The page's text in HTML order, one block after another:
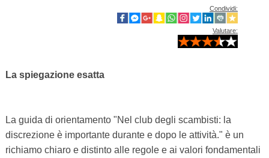
Condividi:
Valutare:
La spiegazione esatta
La guida di orientamento "Nel club degli scambisti: la
discrezione è importante durante e dopo le attività." è un
richiamo chiaro e distinto alle regole e ai valori fondamentali